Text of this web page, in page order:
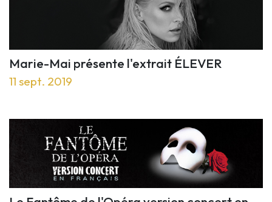
Marie-Mai présente l'extrait ÉLEVER
11 sept. 2019